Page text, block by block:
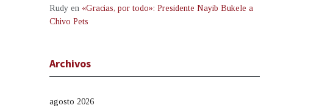
Rudy en «Gracias, por todo»: Presidente Nayib Bukele a
Chivo Pets
Archivos
agosto 2026